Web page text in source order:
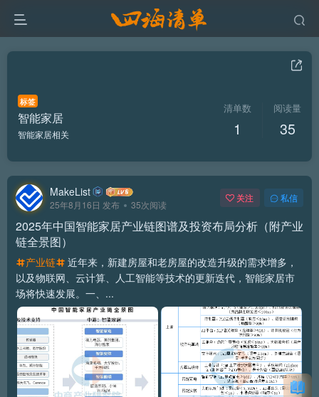
标签
智能家居
智能家居相关
清单数
1
阅读量
35
MakeList
25年8月16日 发布 35次阅读
关注 私信
2025年中国智能家居产业链图谱及投资布局分析（附产业
链全景图）
产业链
近年来，新建房屋和老房屋的改造升级的需求增多，
以及物联网、云计算、人工智能等技术的更新迭代，智能家居市
场将快速发展。一、...